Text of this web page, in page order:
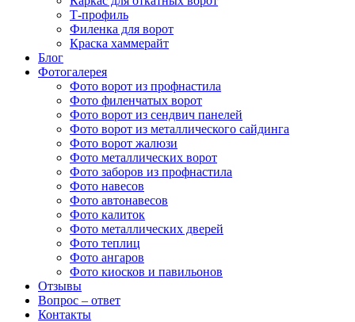
Т-профиль
Филенка для ворот
Краска хаммерайт
Блог
Фотогалерея
Фото ворот из профнастила
Фото филенчатых ворот
Фото ворот из сендвич панелей
Фото ворот из металлического сайдинга
Фото ворот жалюзи
Фото металлических ворот
Фото заборов из профнастила
Фото навесов
Фото автонавесов
Фото калиток
Фото металлических дверей
Фото теплиц
Фото ангаров
Фото киосков и павильонов
Отзывы
Вопрос – ответ
Контакты